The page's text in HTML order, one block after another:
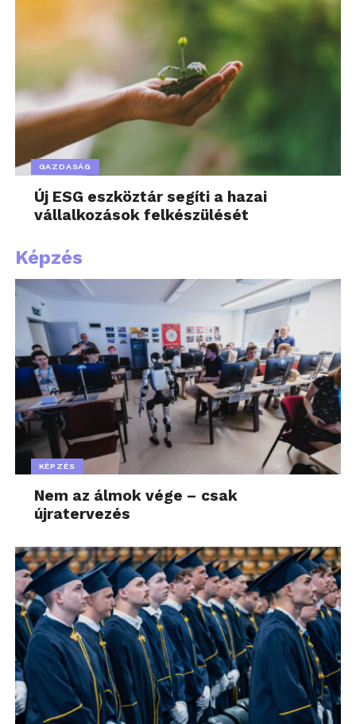
GAZDASÁG
Új ESG eszköztár segíti a hazai
vállalkozások felkészülését
Képzés
KÉPZÉS
Nem az álmok vége – csak
újratervezés